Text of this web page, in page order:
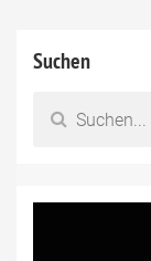
Suchen